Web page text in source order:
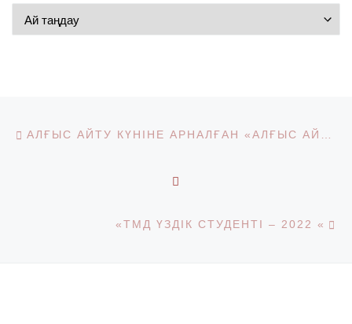
Post navigation АЛҒЫС АЙТУ КҮНІНЕ АРНАЛҒАН «АЛҒЫС АЙТУ – ПАРЫЗЫМ» АТТЫ ВИДЕО-ЧЕЛЛЕНДЖ
«ТМД ҮЗДІК СТУДЕНТІ – 2022 «